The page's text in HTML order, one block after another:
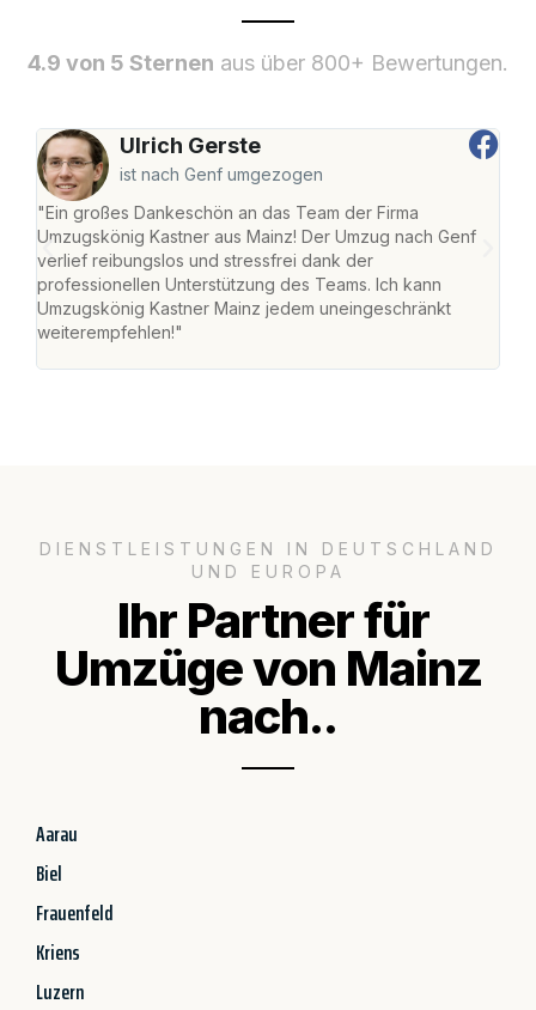
4.9 von 5 Sternen aus über 800+ Bewertungen.
Ulrich Gerste
ist nach Genf umgezogen
"Ein großes Dankeschön an das Team der Firma
Umzugskönig Kastner aus Mainz! Der Umzug nach Genf
verlief reibungslos und stressfrei dank der
professionellen Unterstützung des Teams. Ich kann
Umzugskönig Kastner Mainz jedem uneingeschränkt
weiterempfehlen!"
DIENSTLEISTUNGEN IN DEUTSCHLAND
UND EUROPA
Ihr Partner für
Umzüge von Mainz
nach..
Aarau
Biel
Frauenfeld
Kriens
Luzern